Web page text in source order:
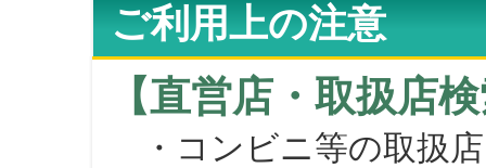
ご利用上の注意
【直営店・取扱店
・コンビニ等の取扱